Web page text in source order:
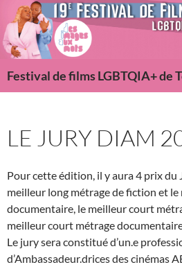
Aller
au
contenu
LE JURY DIAM
Pour cette édition, il y aura 4 prix du
meilleur long métrage de fiction et
documentaire, le meilleur court
meilleur court métrage
Le jury sera constitué d’un.e
d’Ambassadeur.drices des cinémas